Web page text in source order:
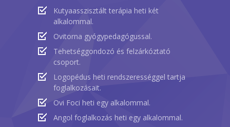
Kutyaasszisztált terápia heti két
alkalommal.
Ovitorna gyógypedagógussal.
Tehetséggondozó és felzárkóztató
csoport.
Logopédus heti rendszerességgel tartja
foglalkozásait.
Ovi Foci heti egy alkalommal.
Angol foglalkozás heti egy alkalommal.